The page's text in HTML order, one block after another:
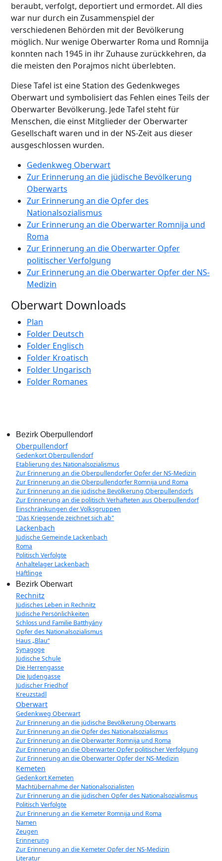
beraubt, verfolgt, deportiert und ermordet. All dies
war nur durch ein Zusammenspiel der
verschiedenen Behörden mit der Bevölkerung
möglich. Nur wenige Oberwarter Roma und Romnija
konnten nach 1945 in ihr Zuhause zurückkehren, da
die meisten den Porajmos nicht überlebten.
Diese Tafel ist eine Station des Gedenkweges
Oberwart und symbolisiert das Fehlen eines Teils der
Oberwarter Bevölkerung. Jede Tafel steht für
Menschen, die einst Mitglieder der Oberwarter
Gesellschaft waren und in der NS-Zeit aus dieser
ausgeschlossen wurden.
Gedenkweg Oberwart
Zur Erinnerung an die jüdische Bevölkerung
Oberwarts
Zur Erinnerung an die Opfer des
Nationalsozialismus
Zur Erinnerung an die Oberwarter Romnija und
Roma
Zur Erinnerung an die Oberwarter Opfer
politischer Verfolgung
Zur Erinnerung an die Oberwarter Opfer der NS-
Medizin
Oberwart Downloads
Plan
Folder Deutsch
Folder Englisch
Folder Kroatisch
Folder Ungarisch
Folder Romanes
Bezirk Oberpullendorf
Oberpullendorf
Gedenkort Oberpullendorf
Etablierung des Nationalsozialismus
Zur Erinnerung an die Oberpullendorfer Opfer der NS-Medizin
Zur Erinnerung an die Oberpullendorfer Romnija und Roma
Zur Erinnerung an die jüdische Bevölkerung Oberpullendorfs
Zur Erinnerung an die politisch Verhafteten aus Oberpullendorf
Einschränkungen der Volksgruppen
"Das Kriegsende zeichnet sich ab"
Lackenbach
Jüdische Gemeinde Lackenbach
Roma
Politisch Verfolgte
Anhaltelager Lackenbach
Häftlinge
Bezirk Oberwart
Rechnitz
Jüdisches Leben in Rechnitz
Jüdische Persönlichkeiten
Schloss und Familie Batthyány
Opfer des Nationalsozialismus
Haus „Blau“
Synagoge
Jüdische Schule
Die Herrengasse
Die Judengasse
Jüdischer Friedhof
Kreuzstadl
Oberwart
Gedenkweg Oberwart
Zur Erinnerung an die jüdische Bevölkerung Oberwarts
Zur Erinnerung an die Opfer des Nationalsozialismus
Zur Erinnerung an die Oberwarter Romnija und Roma
Zur Erinnerung an die Oberwarter Opfer politischer Verfolgung
Zur Erinnerung an die Oberwarter Opfer der NS-Medizin
Kemeten
Gedenkort Kemeten
Machtübernahme der Nationalsozialisten
Zur Erinnerung an die jüdischen Opfer des Nationalsozialismus
Politisch Verfolgte
Zur Erinnerung an die Kemeter Romnija und Roma
Namen
Zeugen
Erinnerung
Zur Erinnerung an die Kemeter Opfer der NS-Medizin
Literatur